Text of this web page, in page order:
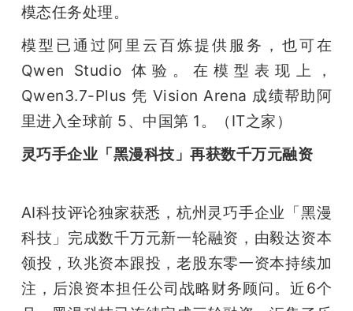
模态任务处理。
模型已通过阿里云百炼提供服务，也可在
Qwen Studio 体验。在模型表现上，
Qwen3.7-Plus 凭 Vision Arena 成绩帮助阿
里进入全球前 5、中国第 1。（IT之家）
灵巧手企业「黑漫科技」再获数千万元融资
AI科技评论独家获悉，杭州灵巧手企业「黑漫
科技」完成数千万元新一轮融资，由毅达资本
领投，玖兆资本跟投，老股东零一资本持续加
注，后浪资本担任公司战略财务顾问。近6个